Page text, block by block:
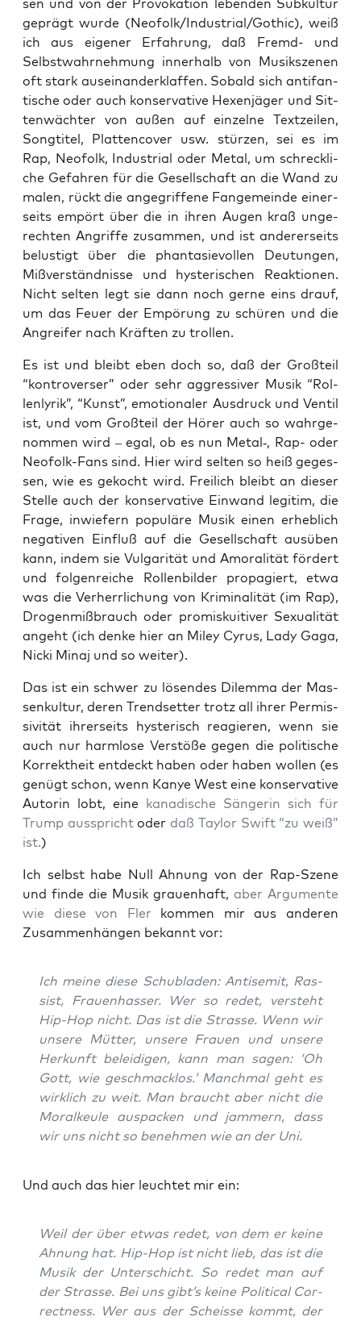
sen und von der Pro­vo­ka­ti­on leben­den Sub­kul­tur
geprägt wur­de (Neofolk/Industrial/Gothic), weiß
ich aus eige­ner Erfah­rung, daß Fremd- und
Selbst­wahr­neh­mung inner­halb von Musik­sze­nen
oft stark aus­ein­an­der­klaf­fen. Sobald sich anti­fan­
ti­sche oder auch kon­ser­va­ti­ve Hexen­jä­ger und Sit­
ten­wäch­ter von außen auf ein­zel­ne Text­zei­len,
Song­ti­tel, Plat­ten­co­ver usw. stür­zen, sei es im
Rap, Neo­folk, Indus­tri­al oder Metal, um schreck­li­
che Gefah­ren für die Gesell­schaft an die Wand zu
malen, rückt die ange­grif­fe­ne Fan­ge­mein­de einer­
seits empört über die in ihren Augen kraß unge­
rech­ten Angrif­fe zusam­men, und ist ande­rer­seits
belus­tigt über die phan­ta­sie­vol­len Deu­tun­gen,
Miß­ver­ständ­nis­se und hys­te­ri­schen Reak­tio­nen.
Nicht sel­ten legt sie dann noch ger­ne eins drauf,
um das Feu­er der Empö­rung zu schü­ren und die
Angrei­fer nach Kräf­ten zu trollen.
Es ist und bleibt eben doch so, daß der Groß­teil
“kon­tro­ver­ser” oder sehr aggres­si­ver Musik “Rol­
len­ly­rik”, “Kunst”, emo­tio­na­ler Aus­druck und Ven­til
ist, und vom Groß­teil der Hörer auch so wahr­ge­
nom­men wird – egal, ob es nun Metal‑, Rap- oder
Neo­folk-Fans sind. Hier wird sel­ten so heiß geges­
sen, wie es gekocht wird. Frei­lich bleibt an die­ser
Stel­le auch der kon­ser­va­ti­ve Ein­wand legi­tim, die
Fra­ge, inwie­fern popu­lä­re Musik einen erheb­lich
nega­ti­ven Ein­fluß auf die Gesell­schaft aus­üben
kann, indem sie Vul­ga­ri­tät und Amo­ra­li­tät för­dert
und fol­gen­rei­che Rol­len­bil­der pro­pa­giert, etwa
was die Ver­herr­li­chung von Kri­mi­na­li­tät (im Rap),
Dro­gen­miß­brauch oder pro­mis­kui­ti­ver Sexua­li­tät
angeht (ich den­ke hier an Miley Cyrus, Lady Gaga,
Nicki Minaj und so weiter).
Das ist ein schwer zu lösen­des Dilem­ma der Mas­
sen­kul­tur, deren Trend­set­ter trotz all ihrer Per­mis­
si­vi­tät ihrer­seits hys­te­risch reagie­ren, wenn sie
auch nur harm­lo­se Ver­stö­ße gegen die poli­ti­sche
Kor­rekt­heit ent­deckt haben oder haben wol­len (es
genügt schon, wenn Kanye West eine kon­ser­va­ti­ve
Autorin lobt, eine kana­di­sche Sän­ge­rin sich für
Trump aus­sprichtoder daß Tay­lor Swift “zu weiß”
ist.)
Ich selbst habe Null Ahnung von der Rap-Sze­ne
und fin­de die Musik grau­en­haft, aber Argu­men­te
wie die­se von Fler kom­men mir aus ande­ren
Zusam­men­hän­gen bekannt vor:
Ich mei­ne die­se Schub­la­den: Anti­se­mit, Ras­
sist, Frau­en­has­ser. Wer so redet, ver­steht
Hip-Hop nicht. Das ist die Stras­se. Wenn wir
unse­re Müt­ter, unse­re Frau­en und unse­re
Her­kunft belei­di­gen, kann man sagen: ‘Oh
Gott, wie geschmack­los.’ Manch­mal geht es
wirk­lich zu weit. Man braucht aber nicht die
Moral­keu­le aus­pa­cken und jam­mern, dass
wir uns nicht so beneh­men wie an der Uni.
Und auch das hier leuch­tet mir ein:
Weil der über etwas redet, von dem er kei­ne
Ahnung hat. Hip-Hop ist nicht lieb, das ist die
Musik der Unter­schicht. So redet man auf
der Stras­se. Bei uns gibt’s kei­ne Poli­ti­cal Cor­
rect­ness. Wer aus der Scheis­se kommt, der